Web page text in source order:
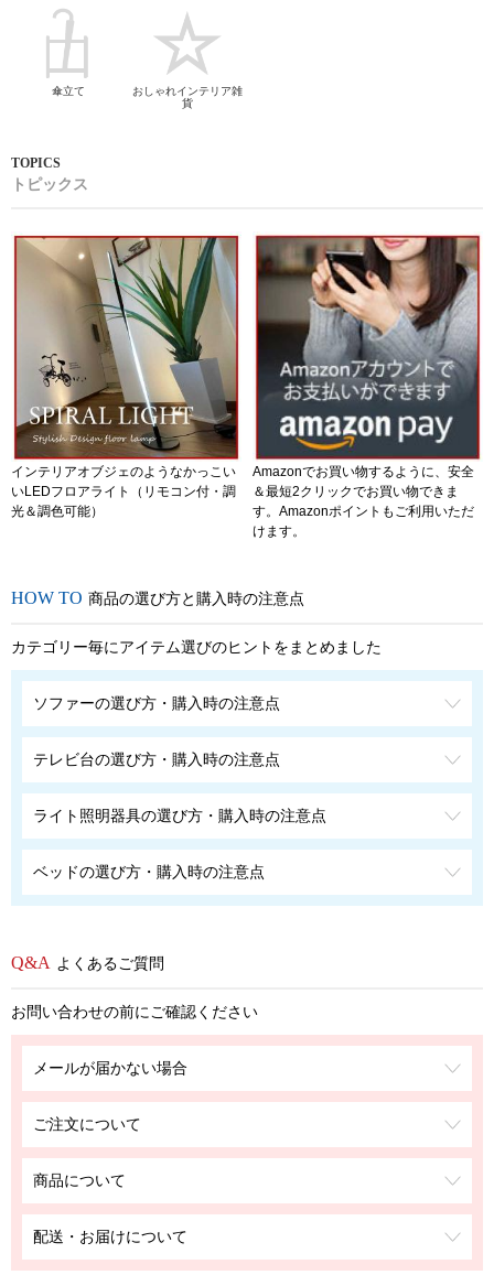
傘立て
おしゃれインテリア雑
貨
トピックス
インテリアオブジェのようなかっこい
いLEDフロアライト（リモコン付・調
光＆調色可能）
Amazonでお買い物するように、安全
＆最短2クリックでお買い物できま
す。Amazonポイントもご利用いただ
けます。
商品の選び方と購入時の注意点
カテゴリー毎にアイテム選びのヒントをまとめました
ソファーの選び方・購入時の注意点
テレビ台の選び方・購入時の注意点
ライト照明器具の選び方・購入時の注意点
ベッドの選び方・購入時の注意点
よくあるご質問
お問い合わせの前にご確認ください
メールが届かない場合
ご注文について
商品について
配送・お届けについて